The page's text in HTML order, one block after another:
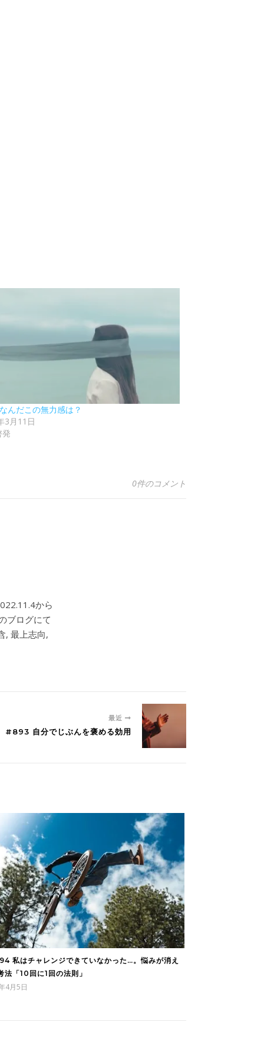
んだこの無力感は？
3月11日
発
0件のコメント
から
ブログにて
, 最上志向,
最近
#893 自分でじぶんを褒める効用
私はチャレンジできていなかった…。悩みが消え
法「10回に1回の法則」
4月5日